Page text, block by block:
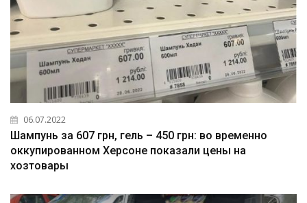
06.07.2022
Шампунь за 607 грн, гель – 450 грн: во временно
оккупированном Херсоне показали цены на
хозтовары